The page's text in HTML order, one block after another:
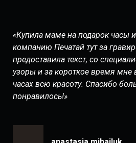
«Купила маме на подарок часы
компанию Печатай тут за
предоставила текст, со
узоры и за короткое время мне
часах всю красоту. Спасибо
понравилось!»